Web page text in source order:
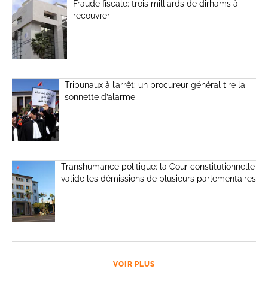
Fraude fiscale: trois milliards de dirhams à
recouvrer
Tribunaux à l’arrêt: un procureur général tire la
sonnette d’alarme
Transhumance politique: la Cour constitutionnelle
valide les démissions de plusieurs parlementaires
VOIR PLUS